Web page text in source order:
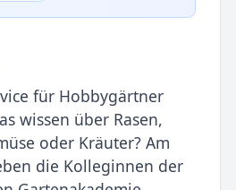
für Hobbygärtner
wissen über Rasen,
oder Kräuter? Am
die Kolleginnen der